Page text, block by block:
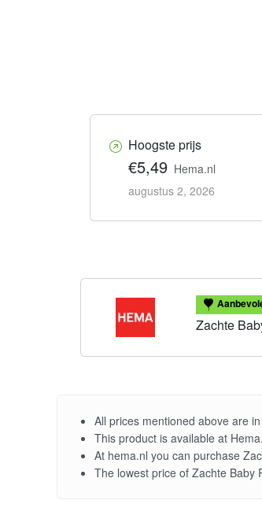
Hoogste prijs
€5,49 Hema.nl
augustus 2, 2026
Zachte
All prices mentioned above are
This product is available at Hema.
At hema.nl you can purchase
The lowest price of Zachte Baby